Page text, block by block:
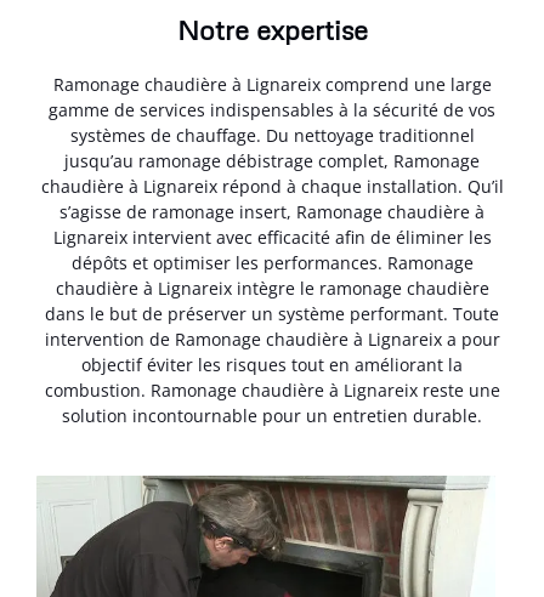
Notre expertise
Ramonage chaudière à Lignareix comprend une large
gamme de services indispensables à la sécurité de vos
systèmes de chauffage. Du nettoyage traditionnel
jusqu’au ramonage débistrage complet, Ramonage
chaudière à Lignareix répond à chaque installation. Qu’il
s’agisse de ramonage insert, Ramonage chaudière à
Lignareix intervient avec efficacité afin de éliminer les
dépôts et optimiser les performances. Ramonage
chaudière à Lignareix intègre le ramonage chaudière
dans le but de préserver un système performant. Toute
intervention de Ramonage chaudière à Lignareix a pour
objectif éviter les risques tout en améliorant la
combustion. Ramonage chaudière à Lignareix reste une
solution incontournable pour un entretien durable.